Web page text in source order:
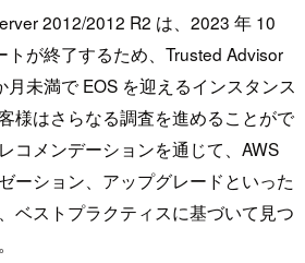
2012/2012 R2 は、2023 年 10
トが終了するため、Trusted Advisor
月未満で EOS を迎えるインスタンス
様はさらなる調査を進めることがで
コメンデーションを通じて、AWS
ーション、アップグレードといった
ベストプラクティスに基づいて見つ